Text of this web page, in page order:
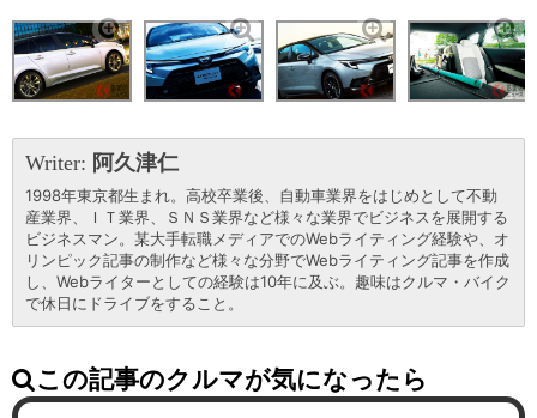
Writer: 阿久津仁
1998年東京都生まれ。高校卒業後、自動車業界をはじめとして不動
産業界、ＩＴ業界、ＳＮＳ業界など様々な業界でビジネスを展開する
ビジネスマン。某大手転職メディアでのWebライティング経験や、オ
リンピック記事の制作など様々な分野でWebライティング記事を作成
し、Webライターとしての経験は10年に及ぶ。趣味はクルマ・バイク
で休日にドライブをすること。
この記事のクルマが気になったら